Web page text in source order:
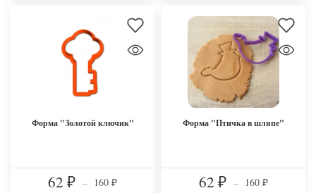
Форма "Золотой ключик"
62 ₽ – 160 ₽
Форма "Птичка в шляпе"
62 ₽ – 160 ₽